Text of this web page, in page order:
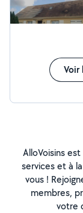
Voir
AlloVoisins
services et à
vous !
membres,
votre